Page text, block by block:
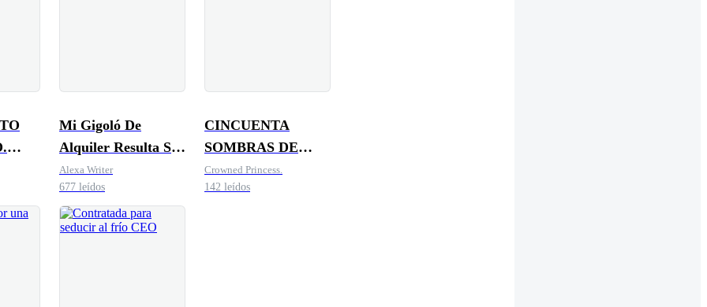
Mi Gigoló De
Alquiler Resulta Ser
Mi Dueño
Alexa Writer
677 leídos
CINCUENTA
SOMBRAS DE
DESEOS
PROHIBIDOS
Crowned Princess.
142 leídos